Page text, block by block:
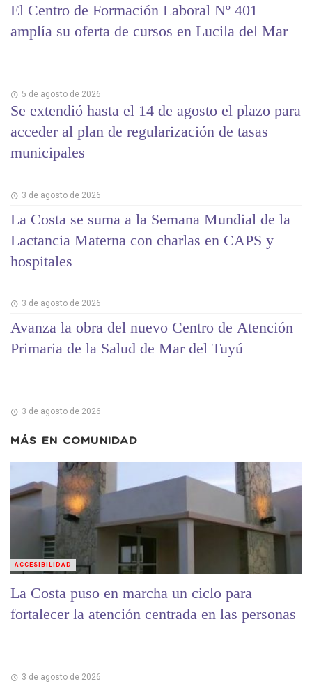
El Centro de Formación Laboral Nº 401
amplía su oferta de cursos en Lucila del Mar
5 de agosto de 2026
Se extendió hasta el 14 de agosto el plazo para
acceder al plan de regularización de tasas
municipales
3 de agosto de 2026
La Costa se suma a la Semana Mundial de la
Lactancia Materna con charlas en CAPS y
hospitales
3 de agosto de 2026
Avanza la obra del nuevo Centro de Atención
Primaria de la Salud de Mar del Tuyú
3 de agosto de 2026
MÁS EN COMUNIDAD
La Costa puso en marcha un ciclo para
fortalecer la atención centrada en las personas
3 de agosto de 2026
ACCESIBILIDAD